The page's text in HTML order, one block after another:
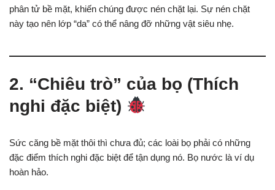
phân tử bề mặt, khiến chúng được nén chặt lại. Sự nén chặt
này tạo nên lớp “da” có thể nâng đỡ những vật siêu nhẹ.
2. “Chiêu trò” của bọ (Thích
nghi đặc biệt)
Sức căng bề mặt thôi thì chưa đủ; các loài bọ phải có những
đặc điểm thích nghi đặc biệt để tận dụng nó. Bọ nước là ví dụ
hoàn hảo.